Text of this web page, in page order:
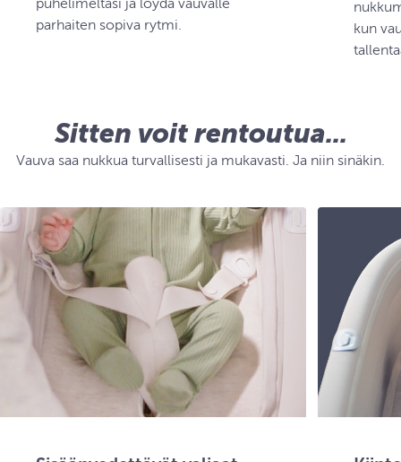
puhelimeltasi ja löydä vauvalle
parhaiten sopiva rytmi.
kun
Sitten voit rentoutua...
Vauva saa nukkua turvallisesti ja mukavasti. Ja niin sinäkin.